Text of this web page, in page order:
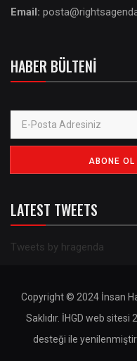
Email:
HABER BÜLTENI
LATEST TWEETS
Tweets by hragenda
Copyright © 2024 İnsan
Saklıdır. İHGD web
desteği ile